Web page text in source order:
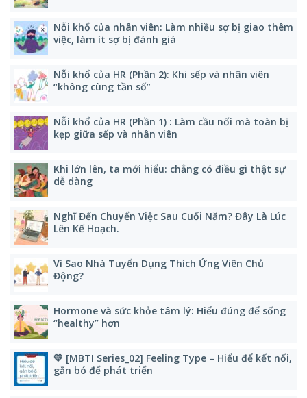
Nỗi khổ của nhân viên: Làm nhiều sợ bị giao thêm
việc, làm ít sợ bị đánh giá
Nỗi khổ của HR (Phần 2): Khi sếp và nhân viên
“không cùng tần số”
Nỗi khổ của HR (Phần 1) : Làm cầu nối mà toàn bị
kẹp giữa sếp và nhân viên
Khi lớn lên, ta mới hiểu: chẳng có điều gì thật sự
dễ dàng
Nghĩ Đến Chuyển Việc Sau Cuối Năm? Đây Là Lúc
Lên Kế Hoạch.
Vì Sao Nhà Tuyển Dụng Thích Ứng Viên Chủ
Động?
Hormone và sức khỏe tâm lý: Hiểu đúng để sống
“healthy” hơn
💛 [MBTI Series_02] Feeling Type – Hiểu để kết nối,
gắn bó để phát triển